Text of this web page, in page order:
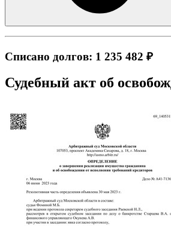
Списано долгов: 1 235 482 ₽
Судебный акт об